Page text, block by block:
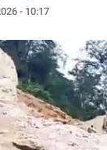
- 10:17